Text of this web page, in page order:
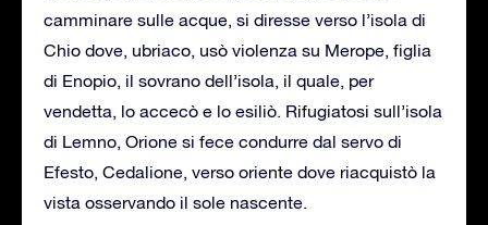
camminare sulle acque, si diresse verso l’isola di
Chio dove, ubriaco, usò violenza su Merope, figlia
di Enopio, il sovrano dell’isola, il quale, per
vendetta, lo accecò e lo esiliò. Rifugiatosi sull’isola
di Lemno, Orione si fece condurre dal servo di
Efesto, Cedalione, verso oriente dove riacquistò la
vista osservando il sole nascente.